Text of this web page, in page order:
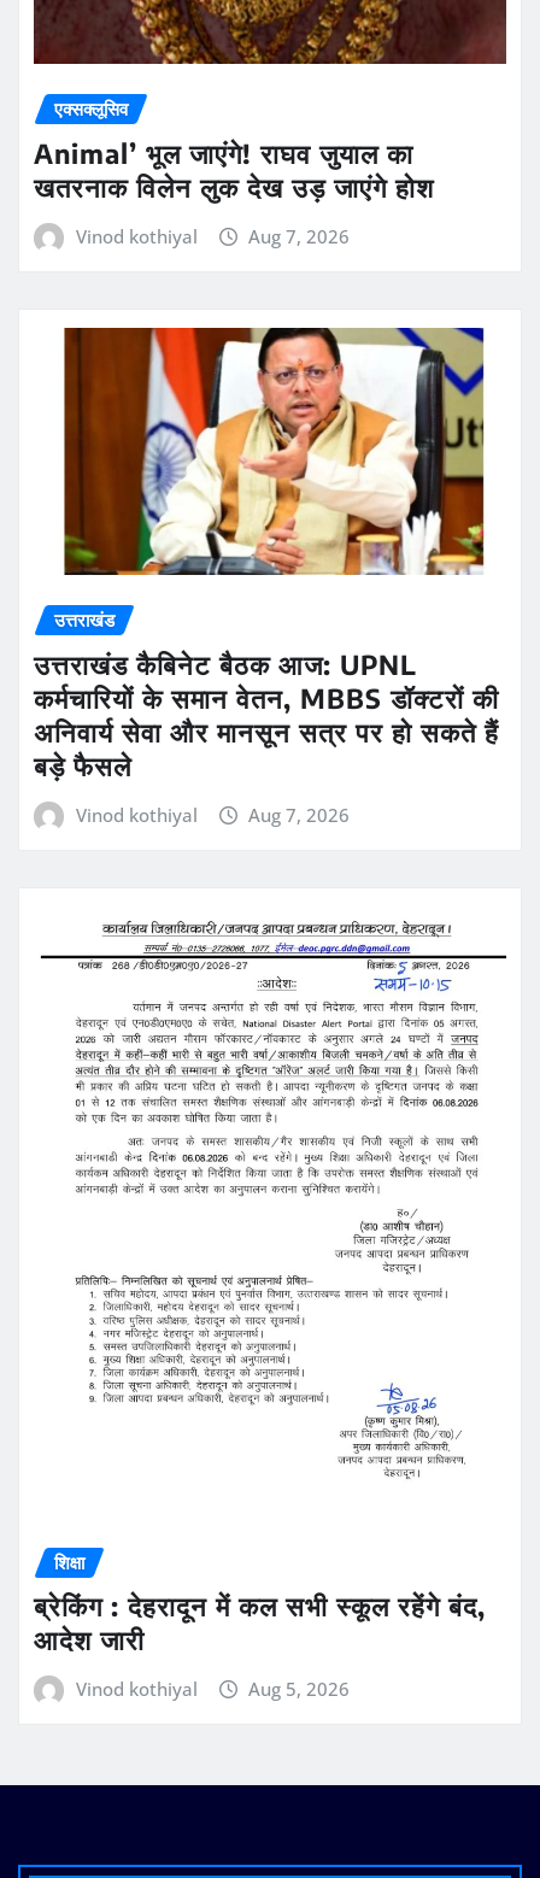
एक्सक्लूसिव
Animal’ भूल जाएंगे! राघव जुयाल का
खतरनाक विलेन लुक देख उड़ जाएंगे होश
Vinod kothiyal Aug 7, 2026
उत्तराखंड
उत्तराखंड कैबिनेट बैठक आज: UPNL
कर्मचारियों के समान वेतन, MBBS डॉक्टरों की
अनिवार्य सेवा और मानसून सत्र पर हो सकते हैं
बड़े फैसले
Vinod kothiyal Aug 7, 2026
शिक्षा
ब्रेकिंग : देहरादून में कल सभी स्कूल रहेंगे बंद,
आदेश जारी
Vinod kothiyal Aug 5, 2026